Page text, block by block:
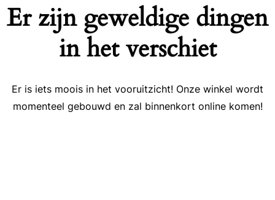
Er zijn geweldige dingen
in het verschiet
Er is iets moois in het vooruitzicht! Onze winkel wordt
momenteel gebouwd en zal binnenkort online komen!